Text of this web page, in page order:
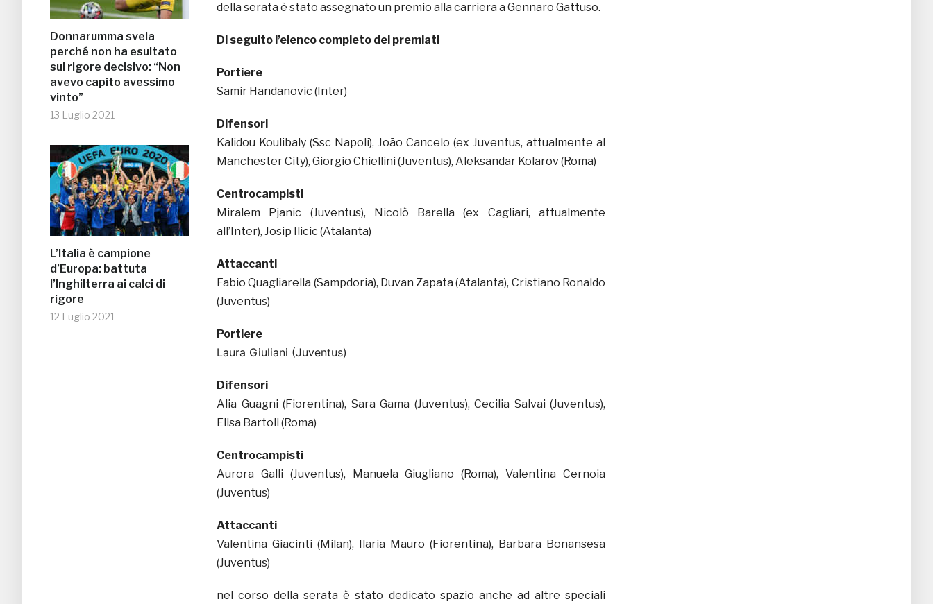
Donnarumma svela
perché non ha esultato
sul rigore decisivo: “Non
avevo capito avessimo
vinto”
13 Luglio 2021
L’Italia è campione
d’Europa: battuta
l’Inghilterra ai calci di
rigore
12 Luglio 2021
della serata è stato assegnato un premio alla carriera a Gennaro Gattuso.
Di seguito l’elenco completo dei premiati
Portiere
Samir Handanovic (Inter)
Difensori
Kalidou Koulibaly (Ssc Napoli), João Cancelo (ex Juventus, attualmente al
Manchester City), Giorgio Chiellini (Juventus), Aleksandar Kolarov (Roma)
Centrocampisti
Miralem Pjanic (Juventus), Nicolò Barella (ex Cagliari, attualmente
all’Inter), Josip Ilicic (Atalanta)
Attaccanti
Fabio Quagliarella (Sampdoria), Duvan Zapata (Atalanta), Cristiano Ronaldo
(Juventus)
Portiere
Laura Giuliani (Juventus)
Difensori
Alia Guagni (Fiorentina), Sara Gama (Juventus), Cecilia Salvai (Juventus),
Elisa Bartoli (Roma)
Centrocampisti
Aurora Galli (Juventus), Manuela Giugliano (Roma), Valentina Cernoia
(Juventus)
Attaccanti
Valentina Giacinti (Milan), Ilaria Mauro (Fiorentina), Barbara Bonansesa
(Juventus)
nel corso della serata è stato dedicato spazio anche ad altre speciali